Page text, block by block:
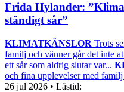
Frida Hylander:
ständigt sår”
KLIMATKÄNSLOR Trots
familj och vänner går det inte
ett sår som aldrig slutar var...
och fina upplevelser med
26 jul 2026 • Lästid: